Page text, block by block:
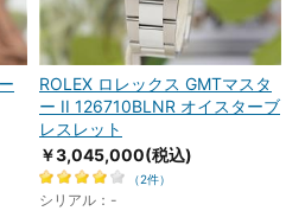
ROLEX ロレックス GMTマスタ
ー II 126710BLNR オイスターブ
レスレット
￥3,045,000(税込)
（2件）
シリアル：-